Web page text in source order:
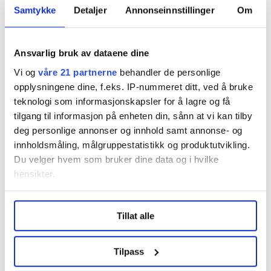
Samtykke Detaljer Annonseinnstillinger Om
Ansvarlig bruk av dataene dine
Vi og våre 21 partnerne behandler de personlige
opplysningene dine, f.eks. IP-nummeret ditt, ved å bruke
teknologi som informasjonskapsler for å lagre og få
tilgang til informasjon på enheten din, sånn at vi kan tilby
deg personlige annonser og innhold samt annonse- og
innholdsmåling, målgruppestatistikk og produktutvikling.
Du velger hvem som bruker dine data og i hvilke
hensikter.
Undermer infokan du lese om hvordan dine personlige
data behandles og hvordan du kan velge hvordan de skal
brukes. Du kan hele tiden endre eller trekke tilbake ditt
samtykke fra erklæringen om informasjonskapsler.
Tillat alle
Tilpass
Moelv
Flere saker